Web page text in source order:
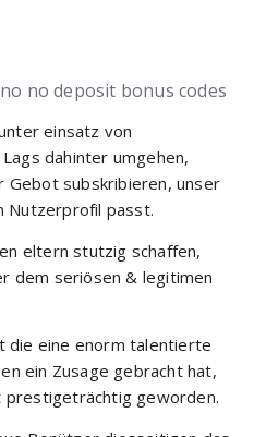
einsatz von
dahinter umgehen,
Gebot subskribieren, unser
Nutzerprofil passt.
eltern stutzig schaffen,
dem seriösen & legitimen
die eine enorm talentierte
ein Zusage gebracht hat,
geworden.